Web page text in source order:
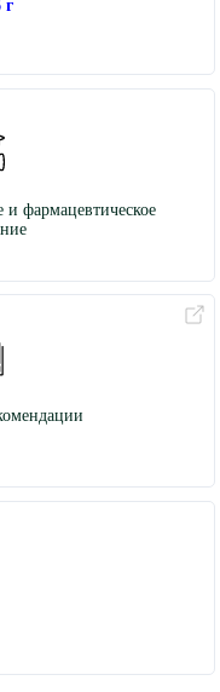
г
фармацевтическое